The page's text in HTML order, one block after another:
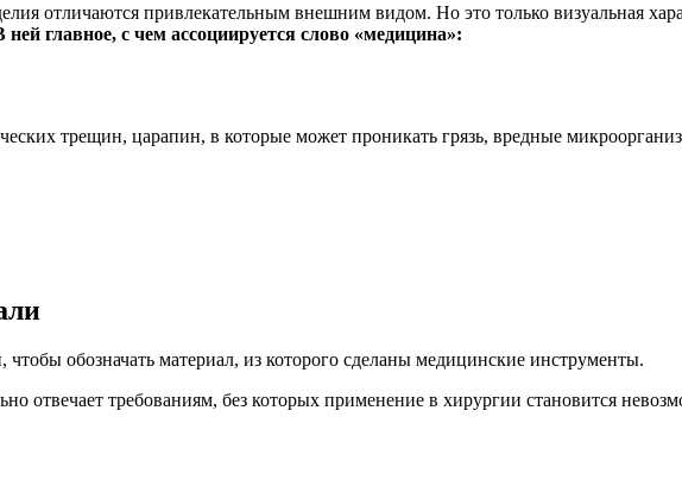
отличаются привлекательным внешним видом. Но это только визуальная
ней главное, с чем ассоциируется слово «медицина»:
трещин, царапин, в которые может проникать грязь, вредные
чтобы обозначать материал, из которого сделаны медицинские инструменты.
отвечает требованиям, без которых применение в хирургии становится